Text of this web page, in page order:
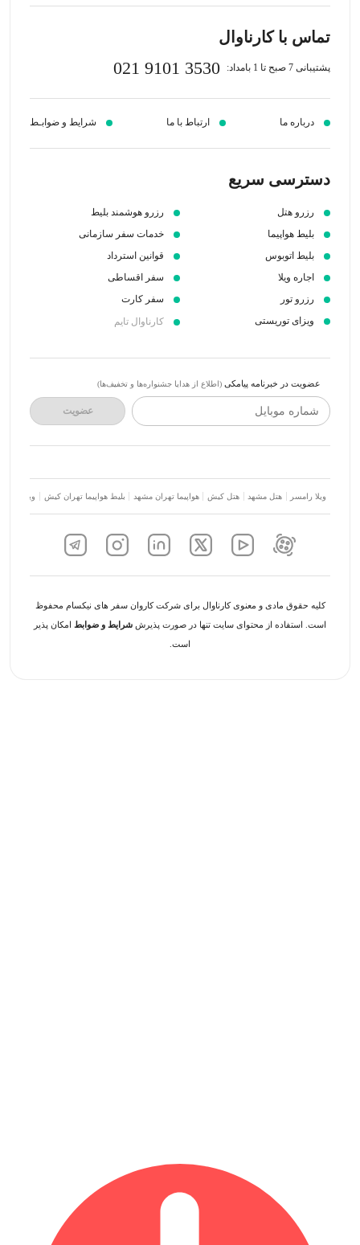
تماس با کارناوال
پشتیبانی 7 صبح تا 1 بامداد: 021 9101 3530
درباره ما ارتباط با ما شرایط و ضوابـط
دسترسی سریع
رزرو هتل
بلیط هواپیما
بلیط اتوبوس
اجاره ویلا
رزرو تور
ویزای توریستی
رزرو هوشمند بلیط
خدمات سفر سازمانی
قوانین استرداد
سفر اقساطی
سفر کارت
کارناوال تایم
عضویت در خبرنامه پیامکی (اطلاع از هدایا جشنواره‌ها و تخفیف‌ها)
شماره موبایل عضویت
ویلا رامسر هتل مشهد هتل کیش هواپیما تهران مشهد بلیط هواپیما تهران کیش ویلا شمال
کلیه حقوق مادی و معنوی کارناوال برای شرکت کاروان سفر های نیکسام محفوظ
است. استفاده از محتوای سایت تنها در صورت پذیرش شرایط و ضوابط
امکان پذیر
است.